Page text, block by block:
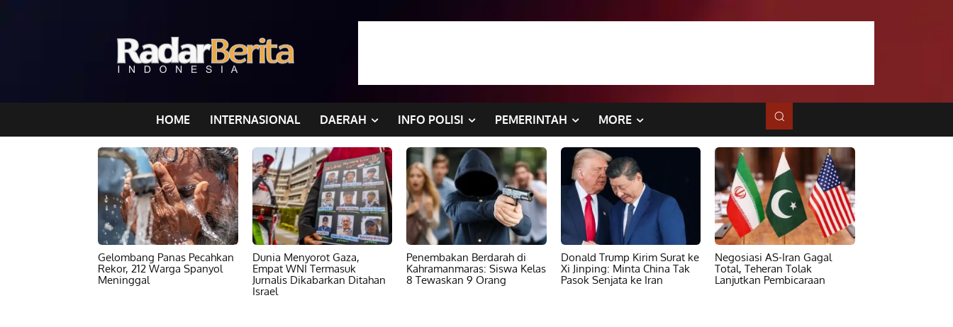
HOME INTERNASIONAL DAERAH INFO POLISI PEMERINTAH MORE
Gelombang Panas Pecahkan
Rekor, 212 Warga Spanyol
Meninggal
Dunia Menyorot Gaza,
Empat WNI Termasuk
Jurnalis Dikabarkan Ditahan
Israel
Penembakan Berdarah di
Kahramanmaras: Siswa Kelas
8 Tewaskan 9 Orang
Donald Trump Kirim Surat ke
Xi Jinping: Minta China Tak
Pasok Senjata ke Iran
Negosiasi AS-Iran Gagal
Total, Teheran Tolak
Lanjutkan Pembicaraan